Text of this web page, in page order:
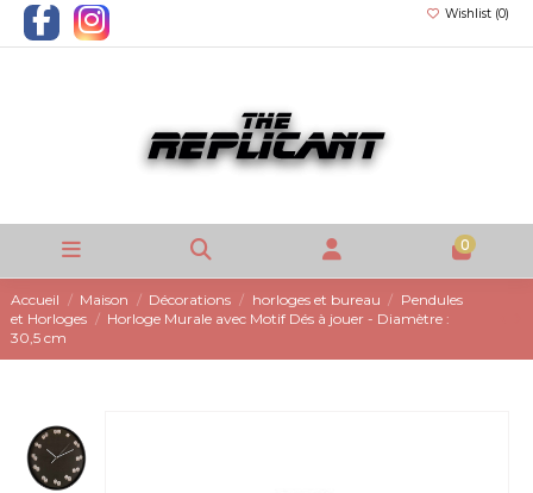
Wishlist (0)
0
Accueil Maison Décorations horloges et bureau
Pendules
et Horloges
Horloge Murale avec Motif Dés à jouer - Diamètre :
30,5 cm